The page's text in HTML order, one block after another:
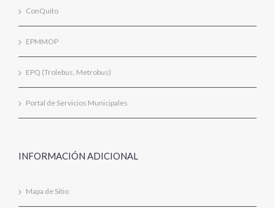
ConQuito
EPMMOP
EPQ (Trolebus, Metrobus)
Portal de Servicios Municipales
INFORMACIÓN ADICIONAL
Mapa de Sitio